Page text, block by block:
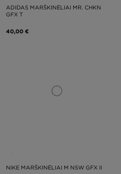
ADIDAS MARŠKINĖLIAI MR. CHKN
GFX T
40,00 €
NIKE MARŠKINĖLIAI M NSW GFX II